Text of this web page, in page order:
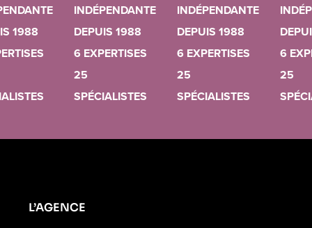
1988
INDÉPENDANTE
DEPUIS 1988
6 EXPERTISES
25
SPÉCIALISTES
INDÉPENDANTE
DEPUIS 1988
6 EXPERTISES
25
SPÉCIALISTES
6
25
L’AGENCE